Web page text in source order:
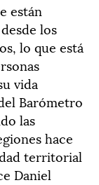
están
los
lo que está
vida
Barómetro
las
hace
territorial
Daniel